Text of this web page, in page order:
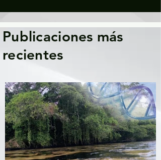
Publicaciones más
recientes